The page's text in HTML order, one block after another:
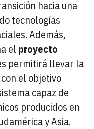
hacia una
tecnologías
Además,
el proyecto
permitirá llevar la
el objetivo
capaz de
producidos en
y Asia.